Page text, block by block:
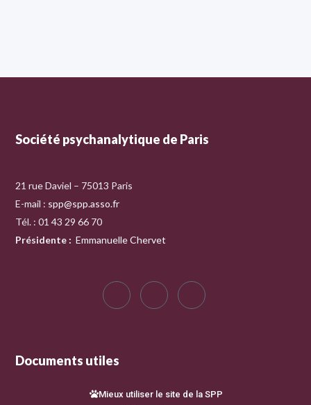
Société psychanalytique de Paris
21 rue Daviel – 75013 Paris
E-mail : spp@spp.asso.fr
Tél. : 01 43 29 66 70
Présidente : Emmanuelle Chervet
Documents utiles
Mieux utiliser le site de la SPP